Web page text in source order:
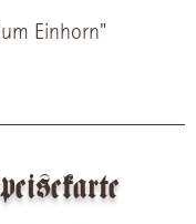
Einhorn"